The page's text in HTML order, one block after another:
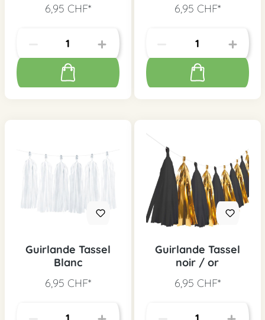
6,95 CHF*
6,95 CHF*
Guirlande Tassel
Blanc
6,95 CHF*
Guirlande Tassel
noir / or
6,95 CHF*